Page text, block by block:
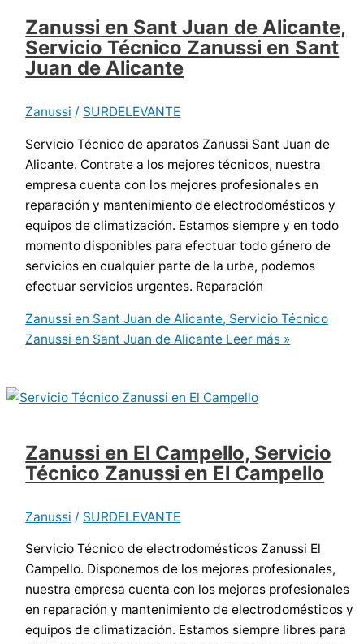
Zanussi en Sant Juan de Alicante,
Servicio Técnico Zanussi en Sant
Juan de Alicante
Zanussi / SURDELEVANTE
Servicio Técnico de aparatos Zanussi Sant Juan de
Alicante. Contrate a los mejores técnicos, nuestra
empresa cuenta con los mejores profesionales en
reparación y mantenimiento de electrodomésticos y
equipos de climatización. Estamos siempre y en todo
momento disponibles para efectuar todo género de
servicios en cualquier parte de la urbe, podemos
efectuar servicios urgentes. Reparación
Zanussi en Sant Juan de Alicante, Servicio Técnico
Zanussi en Sant Juan de Alicante Leer más »
Zanussi en El Campello, Servicio
Técnico Zanussi en El Campello
Zanussi / SURDELEVANTE
Servicio Técnico de electrodomésticos Zanussi El
Campello. Disponemos de los mejores profesionales,
nuestra empresa cuenta con los mejores profesionales
en reparación y mantenimiento de electrodomésticos y
equipos de climatización. Estamos siempre libres para